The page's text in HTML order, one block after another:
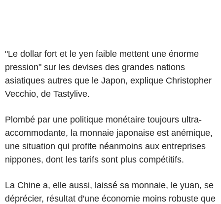
"Le dollar fort et le yen faible mettent une énorme
pression" sur les devises des grandes nations
asiatiques autres que le Japon, explique Christopher
Vecchio, de Tastylive.
Plombé par une politique monétaire toujours ultra-
accommodante, la monnaie japonaise est anémique,
une situation qui profite néanmoins aux entreprises
nippones, dont les tarifs sont plus compétitifs.
La Chine a, elle aussi, laissé sa monnaie, le yuan, se
déprécier, résultat d'une économie moins robuste que